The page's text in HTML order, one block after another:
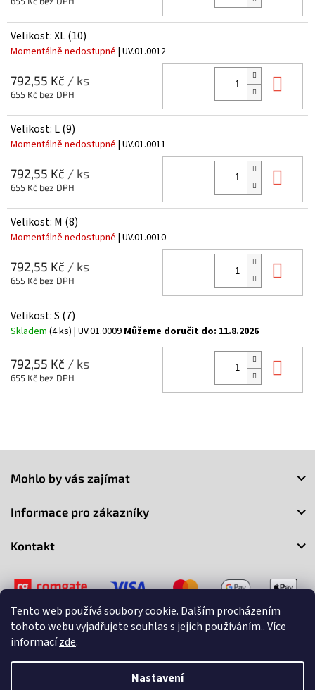
Tento web používá soubory cookie. Dalším procházením
tohoto webu vyjadřujete souhlas s jejich používáním.. Více
informacízde.
Nastavení
Velikost: XL (10)
Momentálně nedostupné | UV.01.0012
792,55 Kč / ks
655 Kč bez DPH
Velikost: L (9)
Momentálně nedostupné | UV.01.0011
792,55 Kč / ks
655 Kč bez DPH
Velikost: M (8)
Momentálně nedostupné | UV.01.0010
792,55 Kč / ks
655 Kč bez DPH
Velikost: S (7)
Skladem (4 ks) | UV.01.0009 Můžeme doručit do: 11.8.2026
792,55 Kč / ks
655 Kč bez DPH
Mohlo by vás zajímat
Informace pro zákazníky
Kontakt
Copyright 2026